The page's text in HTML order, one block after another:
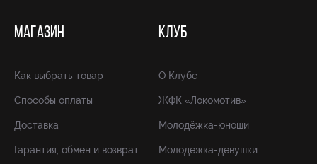
МАГАЗИН
Как выбрать товар
Способы оплаты
Доставка
Гарантия, обмен и возврат
КЛУБ
О Клубе
ЖФК «Локомотив»
Молодёжка-юноши
Молодёжка-девушки